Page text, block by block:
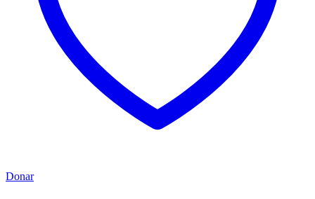
Donar